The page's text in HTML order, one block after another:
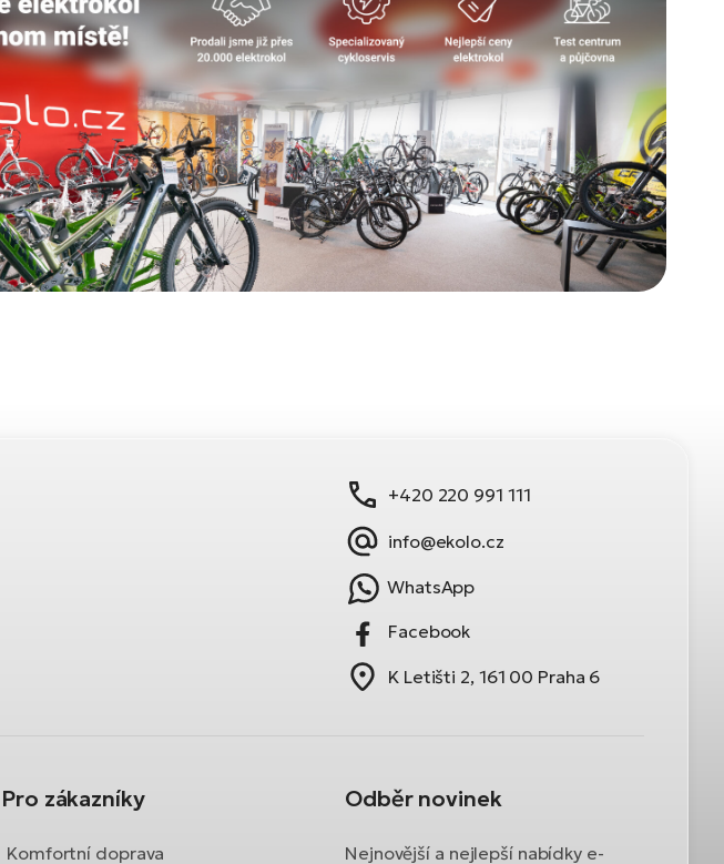
+420 220 991 111
info@ekolo.cz
WhatsApp
Facebook
K Letišti 2, 161 00 Praha 6
Pro zákazníky
Komfortní doprava
Odběr novinek
Nejnovější a nejlepší nabídky e-